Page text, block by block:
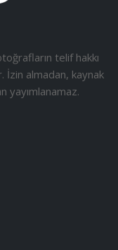
telif hakkı
İzin almadan, kaynak
yayımlanamaz.